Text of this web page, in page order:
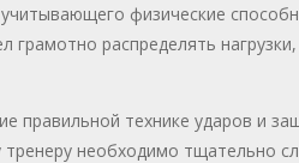
физические
грамотно распределять
правильной технике ударов и
необходимо тщательно